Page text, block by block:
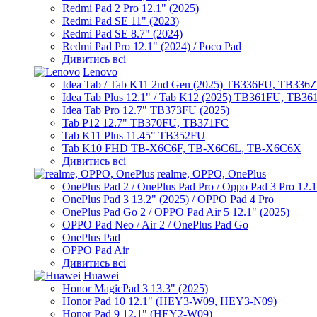
Redmi Pad 2 Pro 12.1" (2025)
Redmi Pad SE 11" (2023)
Redmi Pad SE 8.7" (2024)
Redmi Pad Pro 12.1" (2024) / Poco Pad
Дивитись всі
Lenovo
Idea Tab / Tab K11 2nd Gen (2025) TB336FU,
Idea Tab Plus 12.1" / Tab K12 (2025) TB361FU,
Idea Tab Pro 12.7" TB373FU (2025)
Tab P12 12.7" TB370FU, TB371FC
Tab K11 Plus 11.45" TB352FU
Tab K10 FHD TB-X6C6F, TB-X6C6L, TB-X6C6X
Дивитись всі
realme, OPPO, OnePlus
OnePlus Pad 2 / OnePlus Pad Pro / Oppo Pad 3 Pro
OnePlus Pad 3 13.2" (2025) / OPPO Pad 4 Pro
OnePlus Pad Go 2 / OPPO Pad Air 5 12.1" (2025)
OPPO Pad Neo / Air 2 / OnePlus Pad Go
OnePlus Pad
OPPO Pad Air
Дивитись всі
Huawei
Honor MagicPad 3 13.3" (2025)
Honor Pad 10 12.1" (HEY3-W09, HEY3-N09)
Honor Pad 9 12.1" (HEY2-W09)